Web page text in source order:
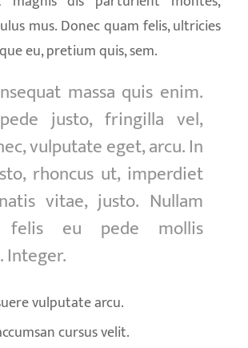
mus. Donec quam felis, ultricies
eu, pretium quis, sem.
massa quis enim.
justo, fringilla vel,
vulputate eget, arcu. In
rhoncus ut, imperdiet
vitae, justo. Nullam
felis eu pede mollis
vulputate arcu.
cursus velit.